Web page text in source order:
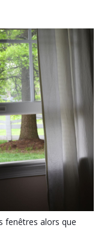
fenêtres alors que